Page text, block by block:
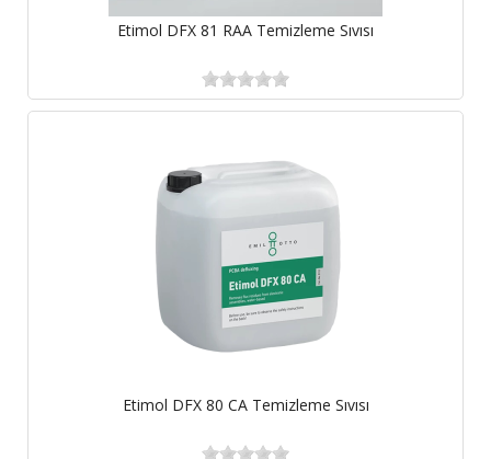
Etimol DFX 81 RAA Temizleme Sıvısı
Etimol DFX 80 CA Temizleme Sıvısı